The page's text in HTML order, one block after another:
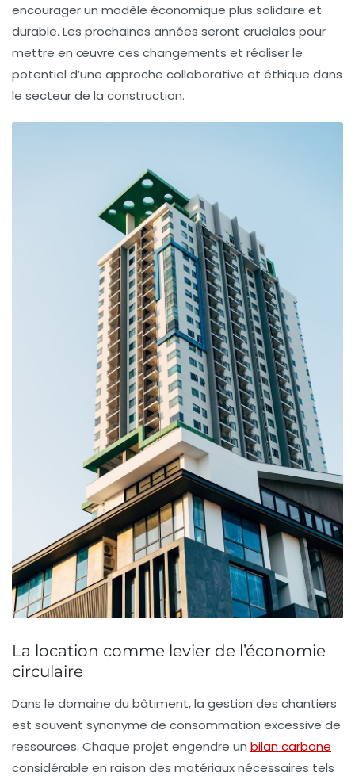
encourager un modèle économique plus solidaire et
durable. Les prochaines années seront cruciales pour
mettre en œuvre ces changements et réaliser le
potentiel d’une approche collaborative et éthique dans
le secteur de la construction.
La location comme levier de l’économie
circulaire
Dans le domaine du bâtiment, la gestion des chantiers
est souvent synonyme de consommation excessive de
ressources. Chaque projet engendre un bilan carbone
considérable en raison des matériaux nécessaires tels